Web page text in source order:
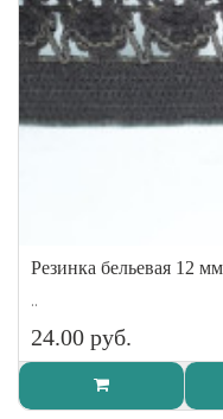
Резинка бельевая 12
..
24.00 руб.